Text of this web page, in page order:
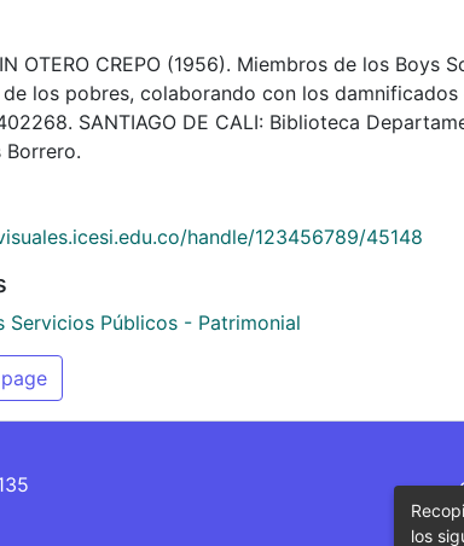
OTERO CREPO (1956). Miembros de los Boys
de los pobres, colaborando con los damnificados
SANTIAGO DE CALI: Biblioteca
Borrero.
handle/123456789/45148
Servicios Públicos - Patrimonial
los